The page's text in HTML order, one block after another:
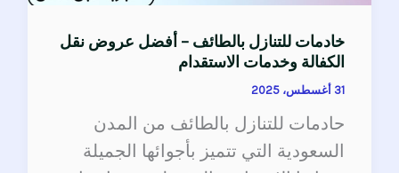
خادمات للتنازل بالطائف – أفضل عروض نقل
الكفالة وخدمات الاستقدام
31 أغسطس، 2025
حادمات للتنازل بالطائف من المدن
السعودية التي تتميز بأجوائها الجميلة